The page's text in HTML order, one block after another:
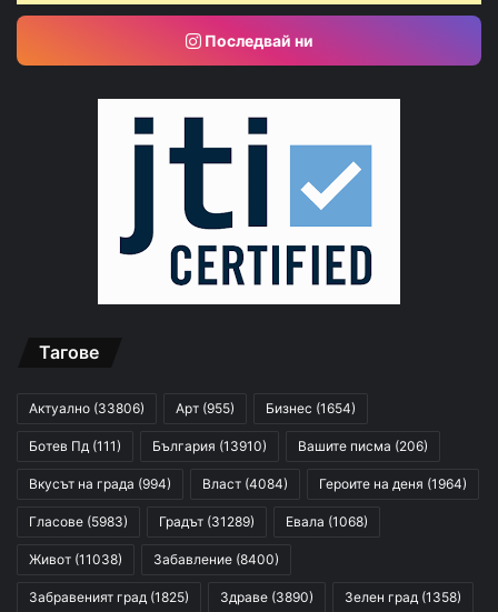
Последвай ни
Тагове
Актуално (33806) Арт (955) Бизнес (1654)
Ботев Пд (111) България (13910) Вашите писма (206)
Вкусът на града (994) Власт (4084) Героите на деня (1964)
Гласове (5983) Градът (31289) Евала (1068)
Живот (11038) Забавление (8400)
Забравеният град (1825) Здраве (3890) Зелен град (1358)